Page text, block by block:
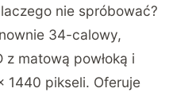
nie spróbować?
34-calowy,
z matową powłoką i
1440 pikseli. Oferuje